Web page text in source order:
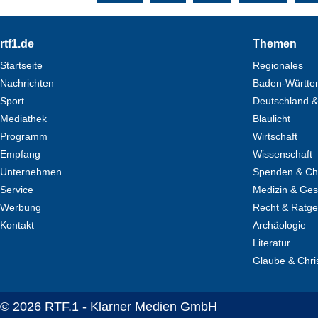
Footer
© 2026 RTF.1 - Klarner Medien GmbH
rtf1.de
Startseite
Nachrichten
Sport
Mediathek
Programm
Empfang
Unternehmen
Service
Werbung
Kontakt
Themen
Regionales
Baden-
Deutschland
Blaulicht
Wirtschaft
Wissenschaft
Spenden &
Medizin &
Recht &
Archäologie
Literatur
Glaube &